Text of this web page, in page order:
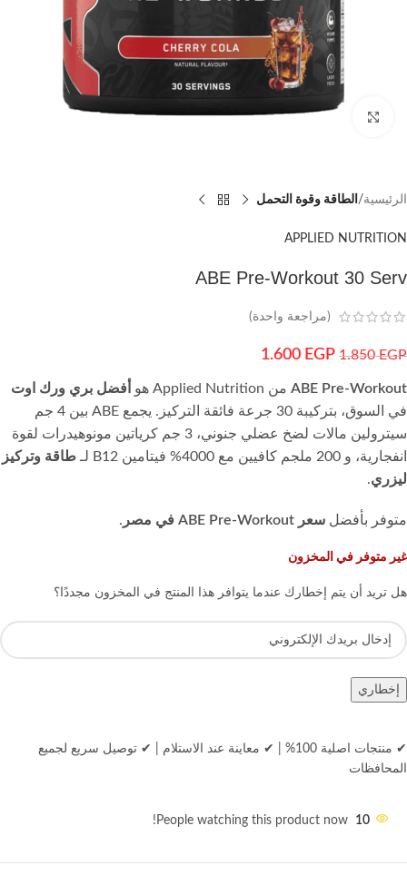
اضغط للتكبير
الرئيسية الطاقة وقوة التحمل
APPLIED NUTRITION
ABE Pre-Workout 30 Serv
(مراجعة واحدة)
1.850EGP
1.600 EGP
ABE Pre-Workout من Applied Nutrition هو
أفضل بري ورك اوت
في السوق، بتركيبة 30 جرعة فائقة التركيز. يجمع ABE بين 4 جم
سيترولين مالات لضخ عضلي جنوني، 3 جم كرياتين مونوهيدرات لقوة
انفجارية، و 200 ملجم كافيين مع 4000% فيتامين B12 لـ
طاقة وتركيز
ليزري.
متوفر بأفضل سعر ABE Pre-Workout في مصر .
غير متوفر في المخزون
هل تريد أن يتم إخطارك عندما يتوافر هذا المنتج في المخزون مجددًا؟
إخطاري
✔ منتجات اصلية 100% ✔ معاينة عند الاستلام
✔ توصيل سريع لجميع
المحافظات
10
People watching this product now!